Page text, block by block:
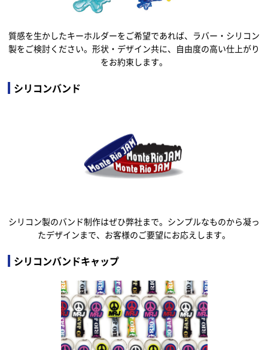
質感を生かしたキーホルダーをご希望であれば、ラバー・シリコン
製をご検討ください。形状・デザイン共に、自由度の高い仕上がり
をお約束します。
シリコンバンド
シリコン製のバンド制作はぜひ弊社まで。シンプルなものから凝っ
たデザインまで、お客様のご要望にお応えします。
シリコンバンドキャップ